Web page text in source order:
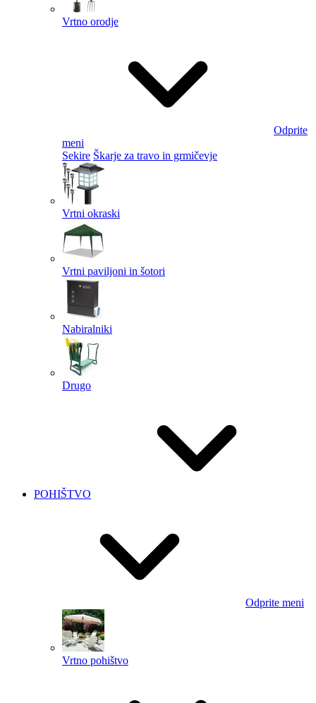
Vrtno orodje
Odprite
meni
Sekire Škarje za travo in grmičevje
Vrtni okraski
Vrtni paviljoni in šotori
Nabiralniki
Drugo
POHIŠTVO
Odprite meni
Vrtno pohištvo